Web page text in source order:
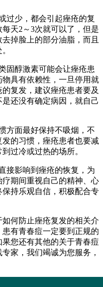
过少，都会引起痤疮的复
天2～3次就可以了，但是
掉脸上的部分油脂，而且
固醇激素可能会让痤疮患
具有依赖性，一旦停用就
复发，建议痤疮患者要及
还没有确定病因，就自己
方面最好保持不吸烟，不
的习惯，痤疮患者也要减
过冷或过热的场所。
接影响到痤疮的恢复，为
期间重视自己的精神、心
持乐观自信，积极配合专
何防止痤疮复发的相关介
有青春痘一定要到正规的
您还有其他的关于青春痘
家，我们竭诚为您服务，